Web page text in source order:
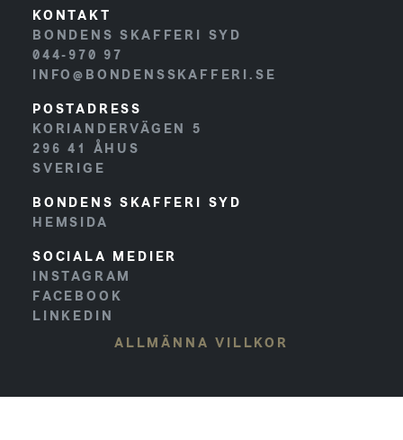
KONTAKT
BONDENS SKAFFERI SYD
044-970 97
INFO@BONDENSSKAFFERI.SE
POSTADRESS
KORIANDERVÄGEN 5
296 41 ÅHUS
SVERIGE
BONDENS SKAFFERI SYD
HEMSIDA
SOCIALA MEDIER
INSTAGRAM
FACEBOOK
LINKEDIN
ALLMÄNNA VILLKOR